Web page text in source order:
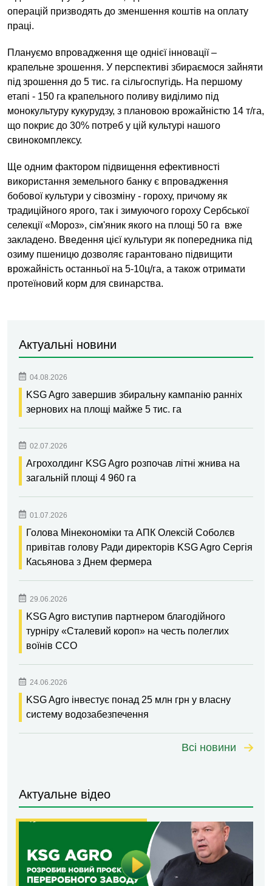
операцій призводять до зменшення коштів на оплату
праці.
Плануємо впровадження ще однієї інновації –
крапельне зрошення. У перспективі збираємося зайняти
під зрошення до 5 тис. га сільгоспугідь. На першому
етапі - 150 га крапельного поливу виділимо під
монокультуру кукурудзу, з плановою врожайністю 14 т/га,
що покриє до 30% потреб у цій культурі нашого
свинокомплексу.
Ще одним фактором підвищення ефективності
використання земельного банку є впровадження
бобової культури у сівозміну - гороху, причому як
традиційного ярого, так і зимуючого гороху Сербської
селекції «Мороз», сім'яник якого на площі 50 га вже
закладено. Введення цієї культури як попередника під
озиму пшеницю дозволяє гарантовано підвищити
врожайність останньої на 5-10ц/га, а також отримати
протеїновий корм для свинарства.
Актуальні новини
04.08.2026
KSG Agro завершив збиральну кампанію ранніх
зернових на площі майже 5 тис. га
02.07.2026
Агрохолдинг KSG Agro розпочав літні жнива на
загальній площі 4 960 га
01.07.2026
Голова Мінекономіки та АПК Олексій Соболєв
привітав голову Ради директорів KSG Agro Сергія
Касьянова з Днем фермера
29.06.2026
KSG Agro виступив партнером благодійного
турніру «Сталевий короп» на честь полеглих
воїнів ССО
24.06.2026
KSG Agro інвестує понад 25 млн грн у власну
систему водозабезпечення
Всі новини
Актуальне відео